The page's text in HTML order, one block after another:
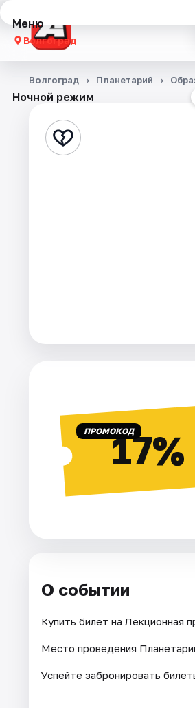
Меню
Волгоград
Концерты
Стендап
Города
Рейтинги
Ночной режим
Волгоград Планетарий
ПРОМОКОД17%
О событии
Купить билет на Лекционная
Место проведения
Успейте забронировать